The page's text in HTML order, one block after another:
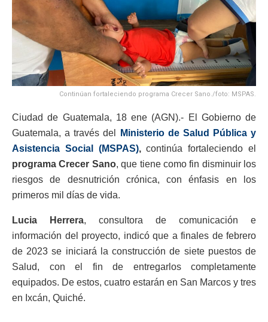
Continúan fortaleciendo programa Crecer Sano./foto: MSPAS.
Ciudad de Guatemala, 18 ene (AGN).- El Gobierno de
Guatemala, a través del
Ministerio de Salud Pública y
Asistencia Social (MSPAS),continúa fortaleciendo el
programa Crecer Sano, que tiene como fin disminuir los
riesgos de desnutrición crónica, con énfasis en los
primeros mil días de vida.
Lucia Herrera, consultora de comunicación e
información del proyecto, indicó que a finales de febrero
de 2023 se iniciará la construcción de siete puestos de
Salud, con el fin de entregarlos completamente
equipados. De estos, cuatro estarán en San Marcos y tres
en Ixcán, Quiché.